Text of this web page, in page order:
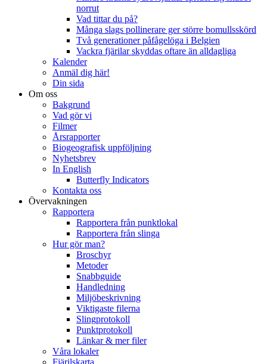
norrut
Vad tittar du på?
Många slags pollinerare ger större bomullsskörd
Två generationer påfågelöga i Belgien
Vackra fjärilar skyddas oftare än alldagliga
Kalender
Anmäl dig här!
Din sida
Om oss
Bakgrund
Vad gör vi
Filmer
Årsrapporter
Biogeografisk uppföljning
Nyhetsbrev
In English
Butterfly Indicators
Kontakta oss
Övervakningen
Rapportera
Rapportera från punktlokal
Rapportera från slinga
Hur gör man?
Broschyr
Metoder
Snabbguide
Handledning
Miljöbeskrivning
Viktigaste filerna
Slingprotokoll
Punktprotokoll
Länkar & mer filer
Våra lokaler
Fjärilskarta